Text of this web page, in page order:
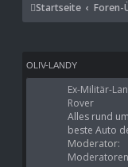
Startseite
Foren-
OLIV-LANDY
Ex-Militär-
Rover
Alles rund
beste Auto
Moderator:
Moderatoren